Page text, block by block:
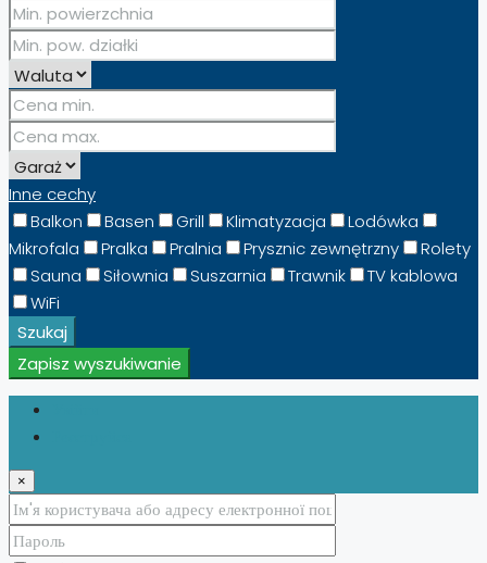
Inne cechy
Balkon
Basen Grill Klimatyzacja
Lodówka
Mikrofala
Pralka Pralnia Prysznic zewnętrzny
Rolety
Sauna
Siłownia Suszarnia Trawnik
TV kablowa
WiFi
Szukaj
Zapisz wyszukiwanie
×